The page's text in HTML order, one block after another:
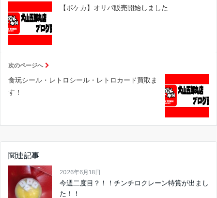
【ポケカ】オリパ販売開始しました
次のページへ
食玩シール・レトロシール・レトロカード買取ま
す！
関連記事
2026年6月18日
今週二度目？！！チンチロクレーン特賞が出まし
た！！